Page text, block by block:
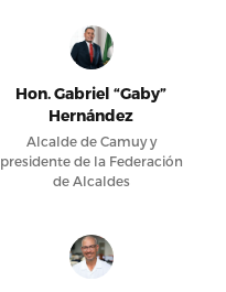
Hon. Gabriel “Gaby”
Hernández
Alcalde de Camuy y
presidente de la Federación
de Alcaldes